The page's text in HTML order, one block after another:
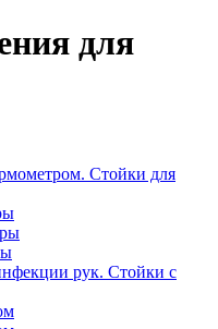
для
Стойки для
рук. Стойки с